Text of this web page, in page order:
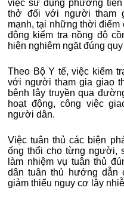
việc sử dụng phương
thở đối với người tham
mạnh, tại những thời điểm
động kiểm tra nồng độ
hiện nghiêm ngặt đúng
Theo Bộ Y tế, việc kiểm
với người tham gia giao
bệnh lây truyền qua
hoạt động, công việc
người dân.
Việc tuân thủ các biện
ống thổi cho từng người,
làm nhiệm vụ tuân thủ
dân tuân thủ hướng dẫn
giảm thiểu nguy cơ lây